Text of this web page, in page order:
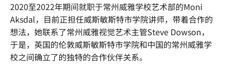
2020至2022年期间就职于常州威雅学校艺术部的Moni
Aksdal，目前正担任威斯敏斯特市学院讲师，带着合作的
想法，她联系了常州威雅视觉艺术主管Steve Dowson，
于是，英国的伦敦威斯敏斯特市学院和中国的常州威雅学
校之间确立了的独特的合作伙伴关系。